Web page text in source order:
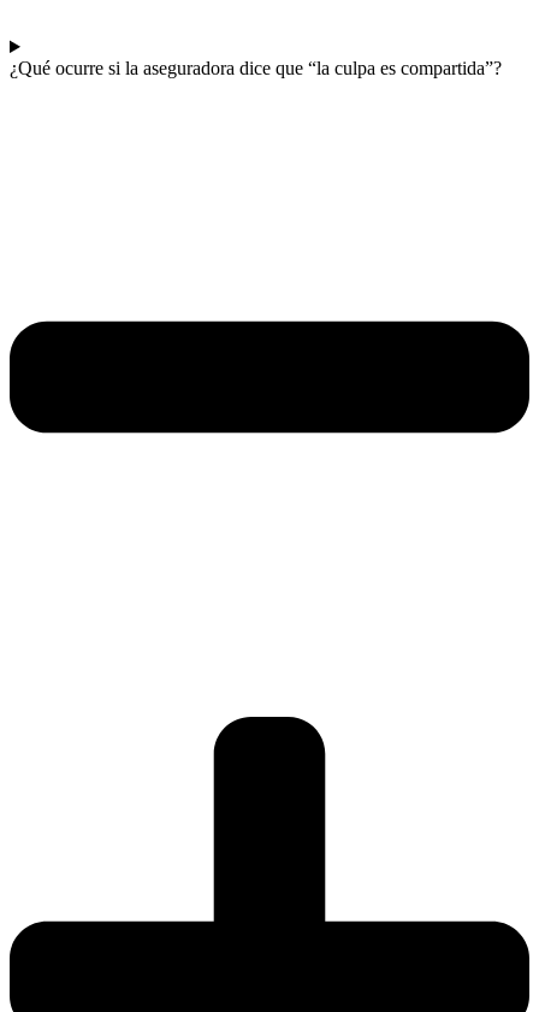
¿Qué ocurre si la aseguradora dice que “la culpa es compartida”?